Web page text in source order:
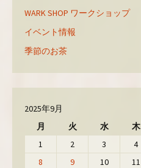
WARK SHOP ワークショップ
イベント情報
季節のお茶
2025年9月
月
火 水 木
1 2 3 4
8
9 10 11